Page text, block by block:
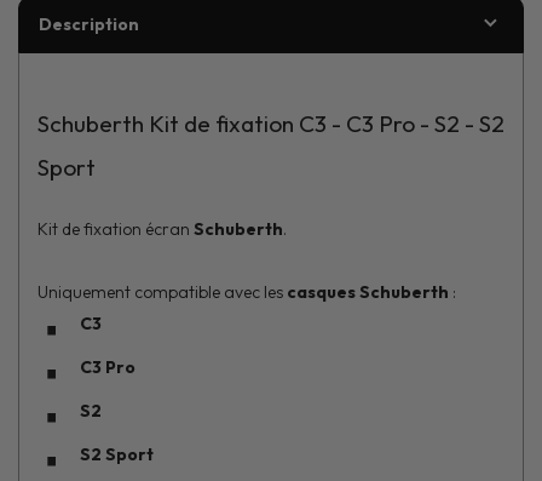
Description
Schuberth Kit de fixation C3 - C3 Pro - S2 - S2
Sport
Kit de fixation écran Schuberth.
Uniquement compatible avec les casques Schuberth :
C3
C3 Pro
S2
S2 Sport